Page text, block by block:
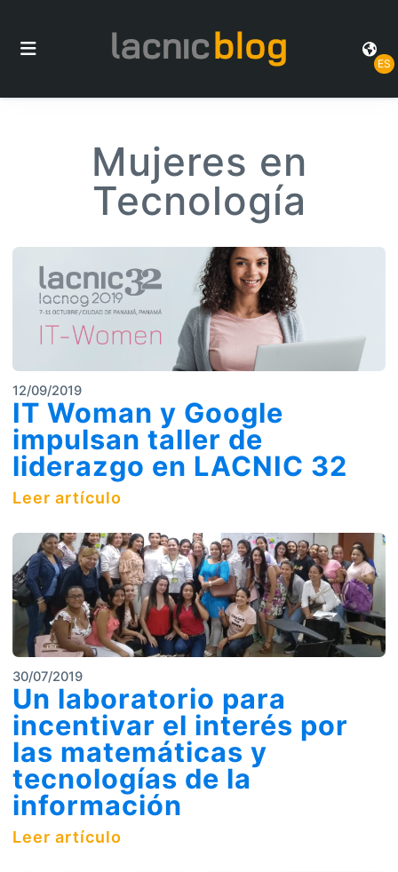
ES
Mujeres en
Tecnología
12/09/2019
IT Woman y Google
impulsan taller de
liderazgo en LACNIC 32
Leer artículo
30/07/2019
Un laboratorio para
incentivar el interés por
las matemáticas y
tecnologías de la
información
Leer artículo